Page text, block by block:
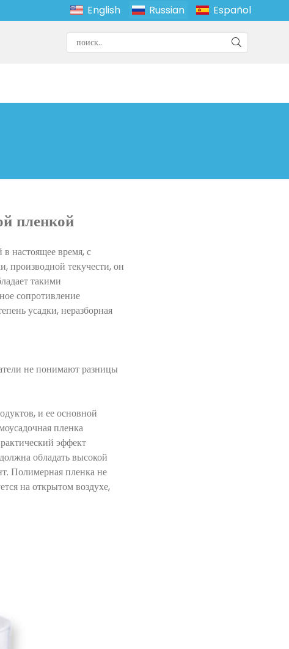
English Russian Español
пленкой
настоящее время, с
производной текучести, он
такими
сопротивление
усадки, неразборная
не понимают разницы
и ее основной
пленка
эффект
обладать высокой
Полимерная пленка не
на открытом воздухе,